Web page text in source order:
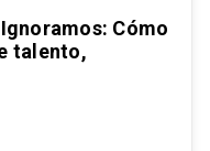
Cómo
talento,